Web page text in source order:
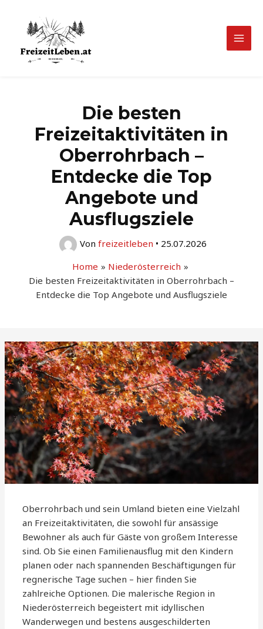
springen
Main
Die besten
Freizeitaktivitäten in
Oberrohrbach –
Entdecke die Top
Angebote und
Ausflugsziele
Von freizeitleben • 25.07.2026
Home
Niederösterreich
Die besten Freizeitaktivitäten in Oberrohrbach –
Entdecke die Top Angebote und Ausflugsziele
Oberrohrbach und sein Umland bieten eine Vielzahl
an Freizeitaktivitäten, die sowohl für ansässige
Bewohner als auch für Gäste von großem Interesse
sind. Ob Sie einen Familienausflug mit den Kindern
planen oder nach spannenden Beschäftigungen für
regnerische Tage suchen – hier finden Sie
zahlreiche Optionen. Die malerische Region in
Niederösterreich begeistert mit idyllischen
Wanderwegen und bestens ausgeschilderten